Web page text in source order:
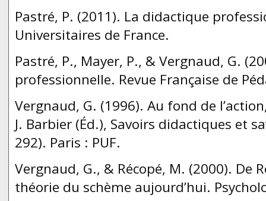
Pastré, P. (2011). La didactique
Universitaires de France.
Pastré, P., Mayer, P., & Vergnaud, G.
professionnelle. Revue Française de
Vergnaud, G. (1996). Au fond de
J. Barbier (Éd.), Savoirs didactiques et
292). Paris : PUF.
Vergnaud, G., & Récopé, M. (2000). De
théorie du schème aujourd’hui.